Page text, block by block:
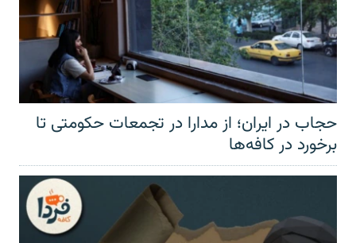
حجاب در ایران؛ از مدارا در تجمعات حکومتی تا
برخورد در کافه‌ها